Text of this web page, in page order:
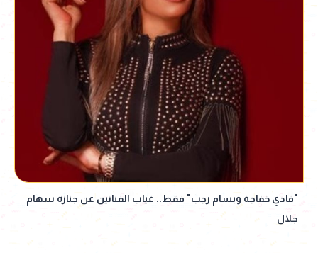
"فادي خفاجة وبسام رجب" فقط.. غياب الفنانين عن جنازة سهام
جلال